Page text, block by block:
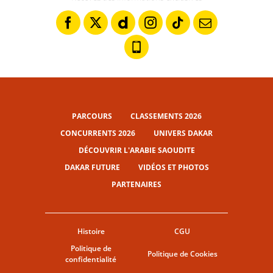
PARCOURS
CLASSEMENTS 2026
CONCURRENTS 2026
UNIVERS DAKAR
DÉCOUVRIR L'ARABIE SAOUDITE
DAKAR FUTURE
VIDÉOS ET PHOTOS
PARTENAIRES
Histoire
CGU
Politique de
confidentialité
Politique de Cookies